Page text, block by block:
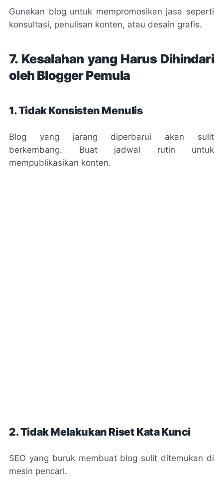
Gunakan blog untuk mempromosikan jasa seperti
konsultasi, penulisan konten, atau desain grafis.
7. Kesalahan yang Harus Dihindari
oleh Blogger Pemula
1. Tidak Konsisten Menulis
Blog yang jarang diperbarui akan sulit
berkembang. Buat jadwal rutin untuk
mempublikasikan konten.
2. Tidak Melakukan Riset Kata Kunci
SEO yang buruk membuat blog sulit ditemukan di
mesin pencari.